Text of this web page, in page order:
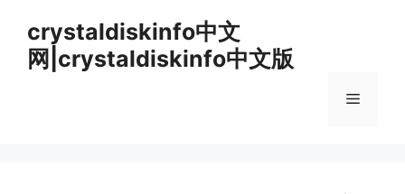
crystaldiskinfo中文
网|crystaldiskinfo中文版
菜